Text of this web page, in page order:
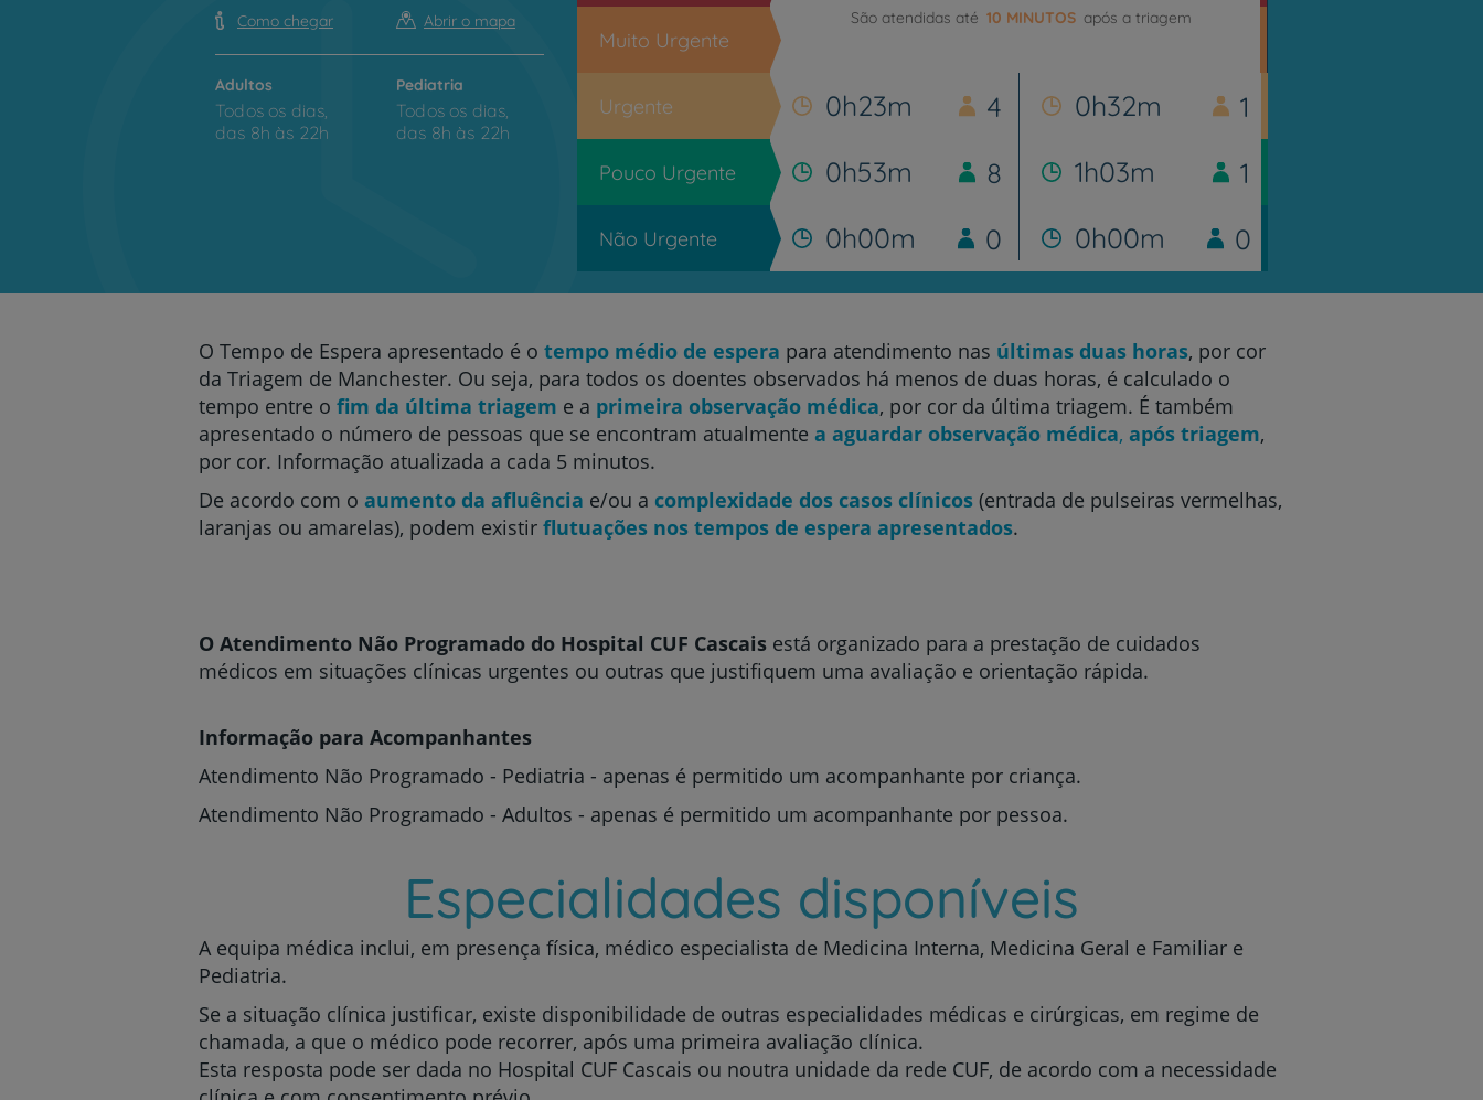
Prevenção e bem-estar
Serviços CUF
Plano +CUF
Como chegar Abrir o mapa
Adultos
Todos os dias,
das 8h às 22h
Pediatria
Todos os dias,
das 8h às 22h
Muito Urgente
São atendidas até 10 MINUTOS após a triagem
Urgente 0h23m 4 0h32m 1
Pouco Urgente 0h53m 8 1h03m 1
Não Urgente 0h00m 0 0h00m 0
O Tempo de Espera apresentado é o tempo médio de espera para atendimento nas últimas duas horas, por cor
da Triagem de Manchester. Ou seja, para todos os doentes observados há menos de duas horas, é calculado o
tempo entre o fim da última triagem e a primeira observação médica, por cor da última triagem. É também
apresentado o número de pessoas que se encontram atualmente a aguardar observação médica, após triagem,
por cor. Informação atualizada a cada 5 minutos.
De acordo com o aumento da afluência e/ou a complexidade dos casos clínicos (entrada de pulseiras vermelhas,
laranjas ou amarelas), podem existir flutuações nos tempos de espera apresentados.
O Atendimento Não Programado do Hospital CUF Cascais está organizado para a prestação de cuidados
médicos em situações clínicas urgentes ou outras que justifiquem uma avaliação e orientação rápida.
Informação para Acompanhantes
Atendimento Não Programado - Pediatria - apenas é permitido um acompanhante por criança.
Atendimento Não Programado - Adultos - apenas é permitido um acompanhante por pessoa.
Especialidades disponíveis
A equipa médica inclui, em presença física, médico especialista de Medicina Interna, Medicina Geral e Familiar e
Pediatria.
Se a situação clínica justificar, existe disponibilidade de outras especialidades médicas e cirúrgicas, em regime de
chamada, a que o médico pode recorrer, após uma primeira avaliação clínica.
Esta resposta pode ser dada no Hospital CUF Cascais ou noutra unidade da rede CUF, de acordo com a necessidade